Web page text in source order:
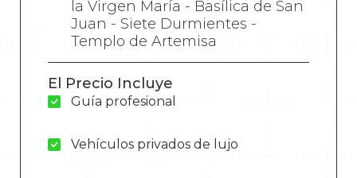
la Virgen María - Basílica de San
Juan - Siete Durmientes -
Templo de Artemisa
El Precio Incluye
Guía profesional
Vehículos privados de lujo